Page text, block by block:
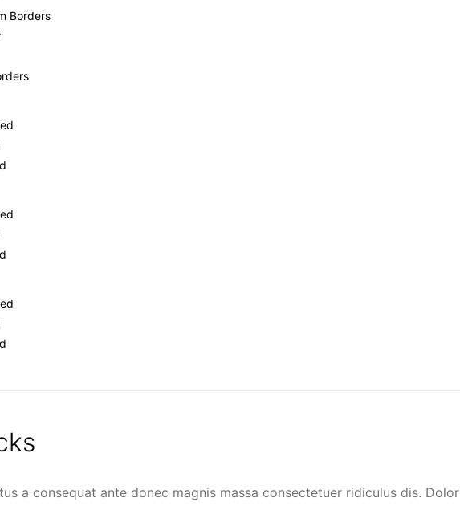
Borders
a consequat ante donec magnis massa consectetuer ridiculus dis. Dolor